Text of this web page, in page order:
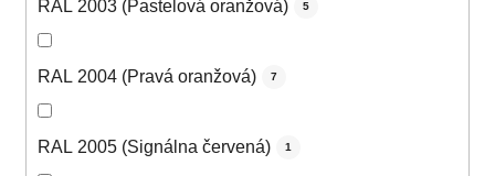
RAL 2003 (Pastelová oranžová) 5
RAL 2004 (Pravá oranžová) 7
RAL 2005 (Signálna červená) 1